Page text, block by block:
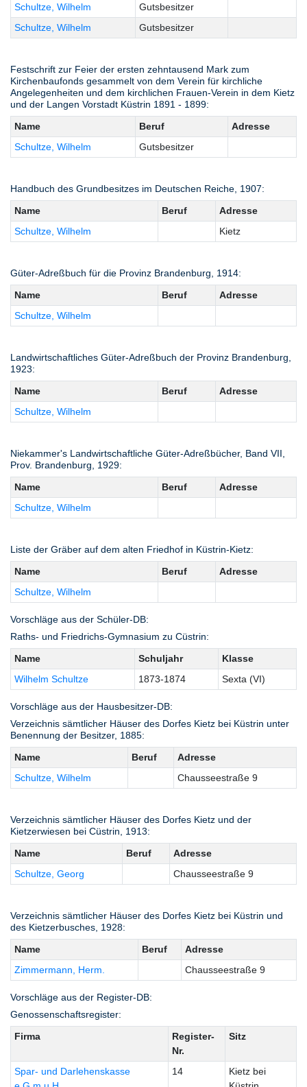
Schultze, Wilhelm
Gutsbesitzer
Schultze, Wilhelm
Gutsbesitzer
Festschrift zur Feier der ersten zehntausend Mark zum
Kirchenbaufonds gesammelt von dem Verein für kirchliche
Angelegenheiten und dem kirchlichen Frauen-Verein in dem Kietz
und der Langen Vorstadt Küstrin 1891 - 1899:
Name
Beruf
Adresse
Schultze, Wilhelm
Gutsbesitzer
Handbuch des Grundbesitzes im Deutschen Reiche, 1907:
Name
Beruf
Adresse
Schultze, Wilhelm
Kietz
Güter-Adreßbuch für die Provinz Brandenburg, 1914:
Name
Beruf
Adresse
Schultze, Wilhelm
Landwirtschaftliches Güter-Adreßbuch der Provinz Brandenburg,
1923:
Name
Beruf
Adresse
Schultze, Wilhelm
Niekammer's Landwirtschaftliche Güter-Adreßbücher, Band VII,
Prov. Brandenburg, 1929:
Name
Beruf
Adresse
Schultze, Wilhelm
Liste der Gräber auf dem alten Friedhof in Küstrin-Kietz:
Name
Beruf
Adresse
Schultze, Wilhelm
Vorschläge aus der Schüler-DB:
Raths- und Friedrichs-Gymnasium zu Cüstrin:
Name
Schuljahr
Klasse
Wilhelm Schultze
1873-1874 Sexta (VI)
Vorschläge aus der Hausbesitzer-DB:
Verzeichnis sämtlicher Häuser des Dorfes Kietz bei Küstrin unter
Benennung der Besitzer, 1885:
Name
Beruf
Adresse
Schultze, Wilhelm
Chausseestraße 9
Verzeichnis sämtlicher Häuser des Dorfes Kietz und der
Kietzerwiesen bei Cüstrin, 1913:
Name
Beruf
Adresse
Schultze, Georg
Chausseestraße 9
Verzeichnis sämtlicher Häuser des Dorfes Kietz bei Küstrin und
des Kietzerbusches, 1928:
Name
Beruf
Adresse
Zimmermann, Herm.
Chausseestraße 9
Vorschläge aus der Register-DB:
Genossenschaftsregister:
Firma
Register-
Nr.
Sitz
Spar- und Darlehenskasse
14
Kietz bei